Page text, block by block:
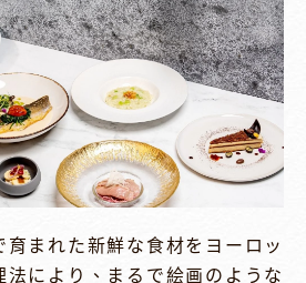
まれた新鮮な食材をヨーロッ
により、まるで絵画のような